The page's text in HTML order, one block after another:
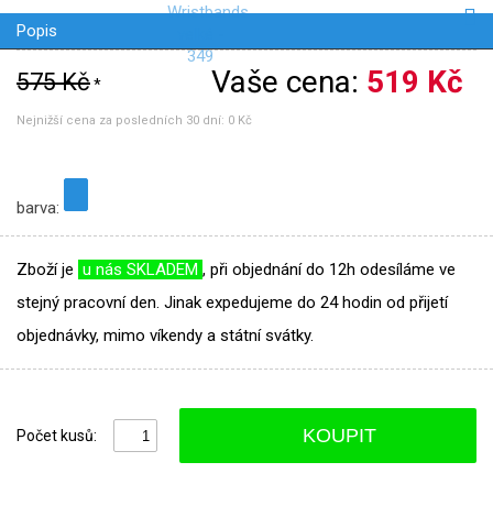
Popis
575 Kč* Vaše cena: 519 Kč
Nejnižší cena za posledních 30 dní: 0 Kč
barva:
Zboží je u nás SKLADEM , při objednání do 12h odesíláme ve
stejný pracovní den. Jinak expedujeme do 24 hodin od přijetí
objednávky, mimo víkendy a státní svátky.
Počet kusů: KOUPIT